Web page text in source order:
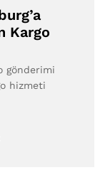
Kargo
gönderimi
hizmeti